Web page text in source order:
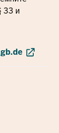
33 и